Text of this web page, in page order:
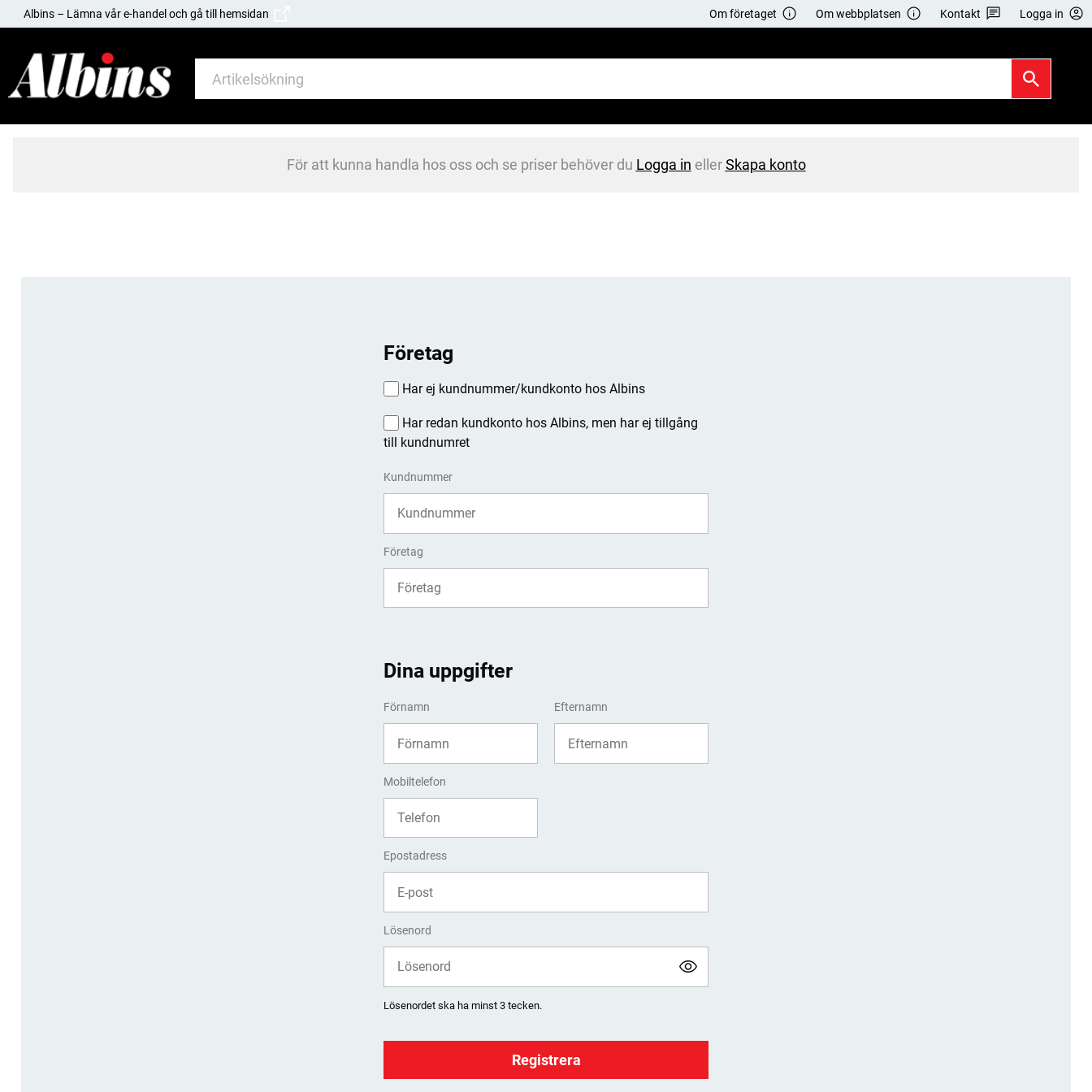
Albins – Lämna vår e-handel och gå till hemsidan Om företaget Om webbplatsen Kontakt Logga in
För att kunna handla hos oss och se priser behöver du Logga in ellerSkapa konto
Företag
Har ej kundnummer/kundkonto hos Albins
Har redan kundkonto hos Albins, men har ej tillgång
till kundnumret
Kundnummer
Företag
Dina uppgifter
Förnamn Efternamn
Mobiltelefon
Epostadress
Lösenord
Lösenordet ska ha minst 3 tecken.
Registrera